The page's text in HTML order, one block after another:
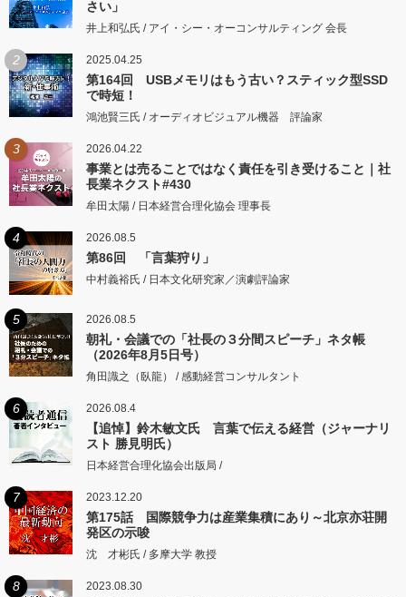
さい」
井上和弘氏 / アイ・シー・オーコンサルティング 会長
2 2025.04.25
第164回 USBメモリはもう古い？スティック型SSD
で時短！
鴻池賢三氏 / オーディオビジュアル機器 評論家
3 2026.04.22
事業とは売ることではなく責任を引き受けること｜社
長業ネクスト#430
牟田太陽 / 日本経営合理化協会 理事長
4 2026.08.5
第86回 「言葉狩り」
中村義裕氏 / 日本文化研究家／演劇評論家
5 2026.08.5
朝礼・会議での「社長の３分間スピーチ」ネタ帳
（2026年8月5日号）
角田識之（臥龍） / 感動経営コンサルタント
6 2026.08.4
【追悼】鈴木敏文氏 言葉で伝える経営（ジャーナリ
スト 勝見明氏）
日本経営合理化協会出版局 /
7 2023.12.20
第175話 国際競争力は産業集積にあり～北京亦荘開
発区の示唆
沈 才彬氏 / 多摩大学 教授
8 2023.08.30